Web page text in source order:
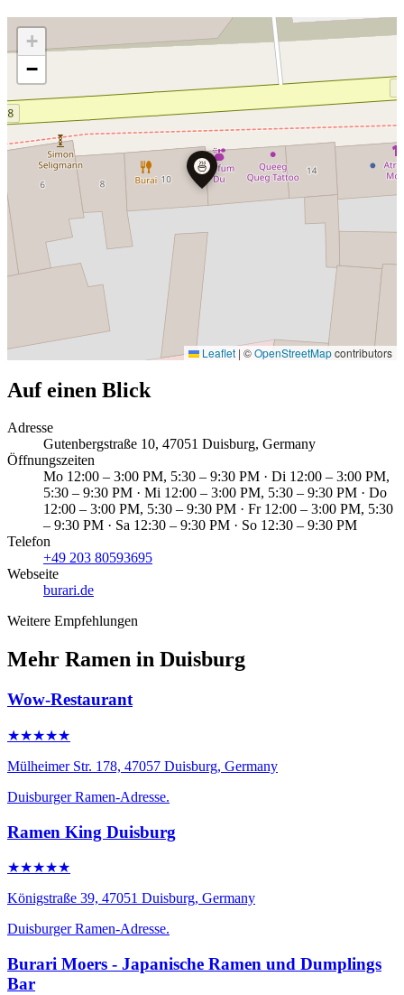
🍜
+
−
Leaflet | ©OpenStreetMapcontributors
Auf einen Blick
Adresse
Gutenbergstraße 10, 47051 Duisburg, Germany
Öffnungszeiten
Mo 12:00 – 3:00 PM, 5:30 – 9:30 PM · Di 12:00 – 3:00 PM,
5:30 – 9:30 PM · Mi 12:00 – 3:00 PM, 5:30 – 9:30 PM · Do
12:00 – 3:00 PM, 5:30 – 9:30 PM · Fr 12:00 – 3:00 PM, 5:30
– 9:30 PM · Sa 12:30 – 9:30 PM · So 12:30 – 9:30 PM
Telefon
+49 203 80593695
Webseite
burari.de
Weitere Empfehlungen
Mehr Ramen in Duisburg
Wow-Restaurant
★★★★★
Mülheimer Str. 178, 47057 Duisburg, Germany
Duisburger Ramen-Adresse.
Ramen King Duisburg
★★★★★
Königstraße 39, 47051 Duisburg, Germany
Duisburger Ramen-Adresse.
Burari Moers - Japanische Ramen und Dumplings
Bar